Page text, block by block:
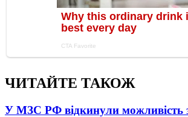
ЧИТАЙТЕ ТАКОЖ
У МЗС РФ відкинули можливість